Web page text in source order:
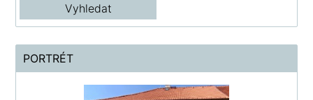
PORTRÉT